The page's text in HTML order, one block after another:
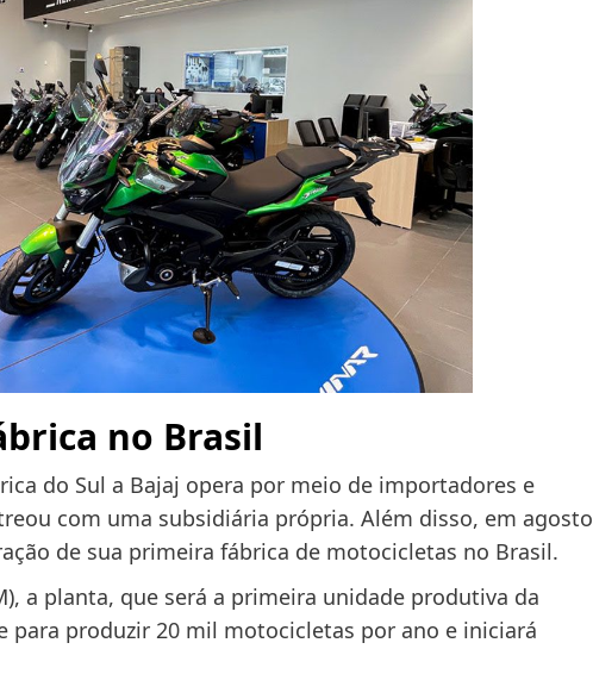
no Brasil
do Sul a Bajaj opera por meio de importadores e
com uma subsidiária própria. Além disso, em agosto
de sua primeira fábrica de motocicletas no Brasil.
a planta, que será a primeira unidade produtiva da
para produzir 20 mil motocicletas por ano e iniciará